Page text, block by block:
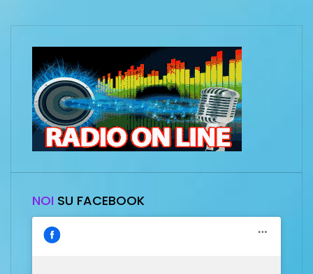
NOI SU FACEBOOK